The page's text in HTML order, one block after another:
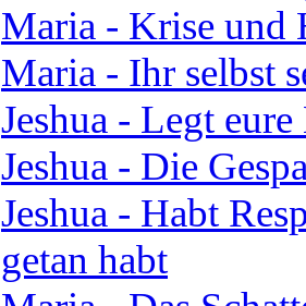
Maria - Krise und
Maria - Ihr selbst
Jeshua - Legt
Jeshua - Die
Jeshua - Habt
getan habt